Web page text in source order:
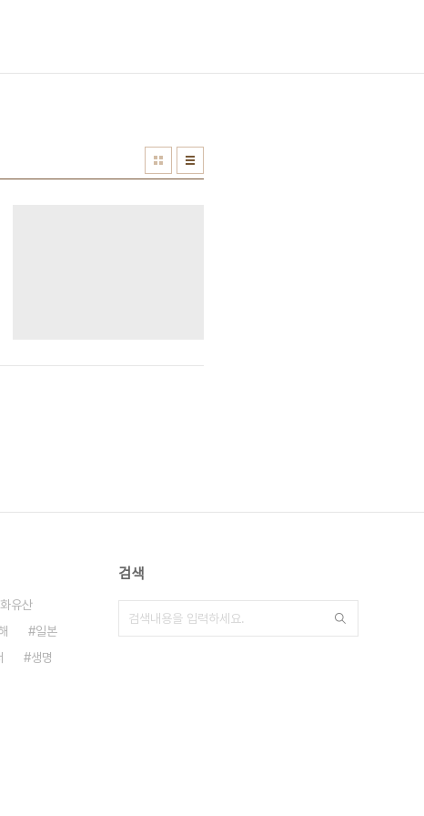
유산
일본
생명
검색